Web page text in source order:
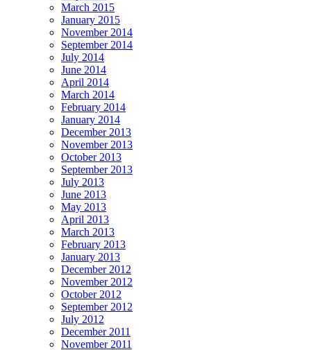
March 2015
January 2015
November 2014
September 2014
July 2014
June 2014
April 2014
March 2014
February 2014
January 2014
December 2013
November 2013
October 2013
September 2013
July 2013
June 2013
May 2013
April 2013
March 2013
February 2013
January 2013
December 2012
November 2012
October 2012
September 2012
July 2012
December 2011
November 2011